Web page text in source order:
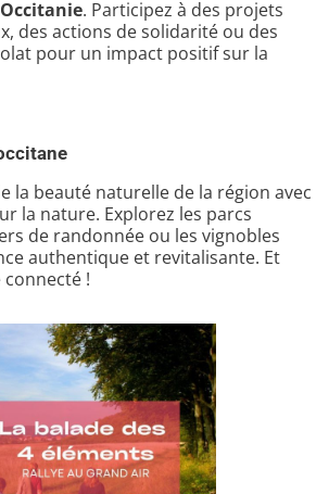
. Participez à des projets
des actions de solidarité ou des
pour un impact positif sur la
la beauté naturelle de la région avec
la nature. Explorez les parcs
de randonnée ou les vignobles
authentique et revitalisante. Et
!